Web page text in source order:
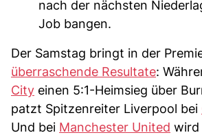
nach der nächsten
Job bangen.
Der Samstag bringt in der
überraschende Resultate:
City einen 5:1-Heimsieg über
patzt Spitzenreiter Liverpool bei
Und bei Manchester United wird